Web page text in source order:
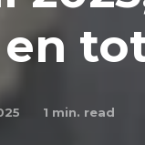
en
1 min. read